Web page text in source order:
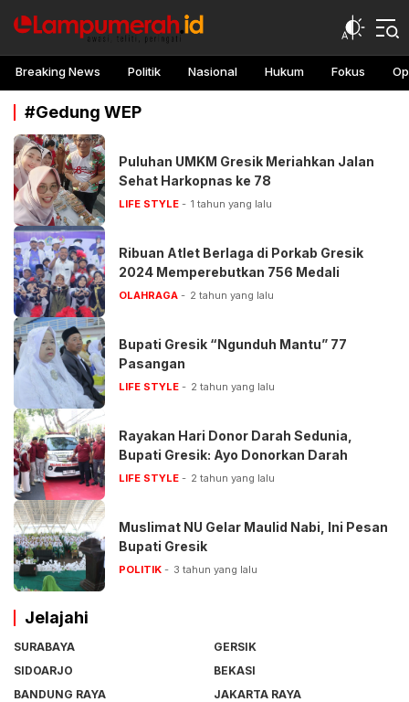
lampu merah
Awasi, teliti, peringati
Breaking News Politik Nasional Hukum Fokus
#Gedung WEP
Puluhan UMKM Gresik Meriahkan Jalan
Sehat Harkopnas ke 78
LIFE STYLE 1 tahun yang lalu
Ribuan Atlet Berlaga di Porkab Gresik
2024 Memperebutkan 756 Medali
OLAHRAGA 2 tahun yang lalu
Bupati Gresik “Ngunduh Mantu” 77
Pasangan
LIFE STYLE 2 tahun yang lalu
Rayakan Hari Donor Darah Sedunia,
Bupati Gresik: Ayo Donorkan Darah
LIFE STYLE 2 tahun yang lalu
Muslimat NU Gelar Maulid Nabi, Ini Pesan
Bupati Gresik
POLITIK 3 tahun yang lalu
Jelajahi
SURABAYA
GERSIK
SIDOARJO
BEKASI
BANDUNG RAYA
JAKARTA RAYA